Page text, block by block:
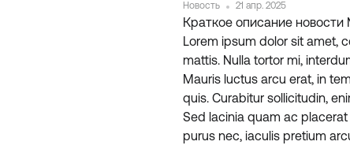
Новость 21 апр. 2025
Краткое описание
Lorem ipsum dolor sit amet,
mattis. Nulla tortor mi,
Mauris luctus arcu erat, in
quis. Curabitur sollicitudin,
Sed lacinia quam ac
purus nec, iaculis pretium